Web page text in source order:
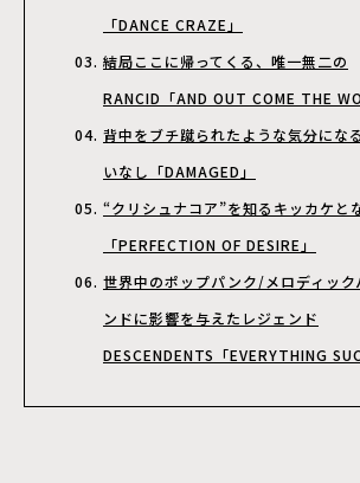
「DANCE CRAZE」
結局ここに帰ってくる、唯一無二の
RANCID「AND OUT COME THE
背中をブチ蹴られたような気分にな
いなし「DAMAGED」
“クリシュナコア”を知るキッカケと
「PERFECTION OF DESIRE」
世界中のポップパンク/メロディック
ンドに影響を与えたレジェンド
DESCENDENTS「EVERYTHING